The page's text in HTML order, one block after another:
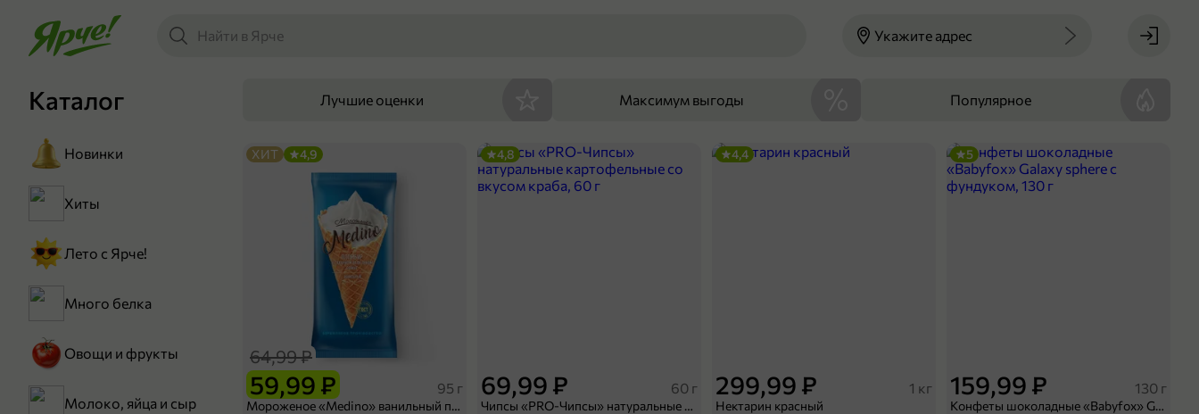
Укажите адрес
Каталог
Новинки
Хиты
Лето с Ярче!
Много белка
Овощи и фрукты
Молоко, яйца и сыр
Лучшие оценки Максимум выгоды Популярное
59,99 ₽
64,99 ₽
95 г
Мороженое «Medino» ванильный пломбир в рожке, 95 г
ХИТ 4,9
69,99 ₽ 60 г
Чипсы «PRO-Чипсы» натуральные картофельные со вкусом краба, 60 г
4,8
299,99 ₽ 1 кг
Нектарин красный
4,4
159,99 ₽ 130 г
Конфеты шоколадные «Babyfox» Galaxy sphere с фундуком, 130 г
5